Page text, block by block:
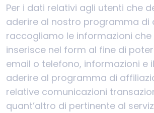
Per i dati relativi agli utenti che
aderire al nostro programma di
raccogliamo le informazioni che
inserisce nel form al fine di
email o telefono, informazioni e
aderire al programma di
relative comunicazioni
quant’altro di pertinente al